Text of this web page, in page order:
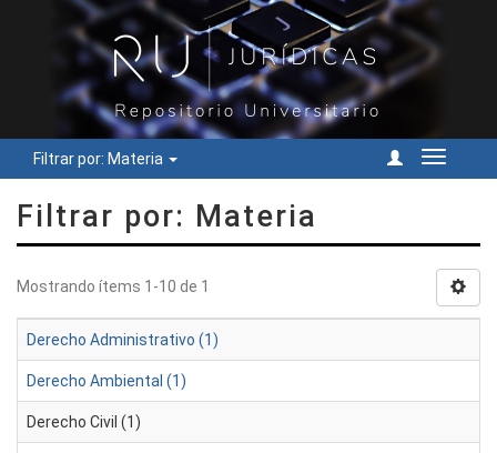
Filtrar por: Materia
Cambiar
Filtrar por: Materia
Mostrando ítems 1-10 de 1
Derecho Administrativo (1)
Derecho Ambiental (1)
Derecho Civil (1)